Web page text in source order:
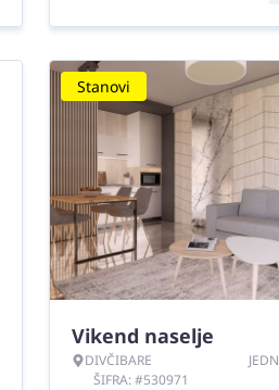
Stanovi
Vikend naselje
DIVČIBARE
ŠIFRA: #530971